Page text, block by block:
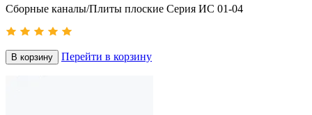
Сборные каналы/Плиты плоские Серия ИС 01-04
В корзину Перейти в корзину